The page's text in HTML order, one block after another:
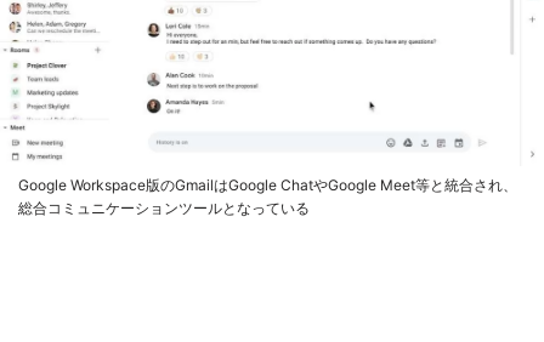
Google Workspace版のGmailはGoogle ChatやGoogle Meet等と統合され、
総合コミュニケーションツールとなっている